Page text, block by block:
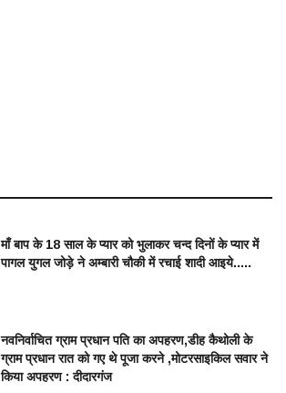
माँ बाप के 18 साल के प्यार को भुलाकर चन्द दिनों के प्यार में
पागल युगल जोड़े ने अम्बारी चौकी में रचाई शादी आइये.....
नवनिर्वाचित ग्राम प्रधान पति का अपहरण,डीह कैथोली के
ग्राम प्रधान रात को गए थे पूजा करने ,मोटरसाइकिल सवार ने
किया अपहरण : दीदारगंज